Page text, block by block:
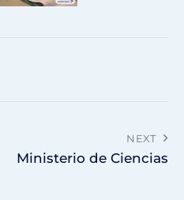
NEXT
Ministerio de Ciencias